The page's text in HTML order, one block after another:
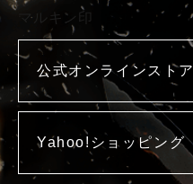
マルキン印
公式オンラインストア
Yahoo!ショッピング